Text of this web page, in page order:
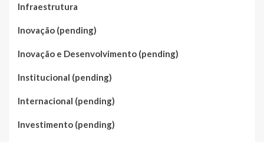
Infraestrutura
Inovação (pending)
Inovação e Desenvolvimento (pending)
Institucional (pending)
Internacional (pending)
Investimento (pending)